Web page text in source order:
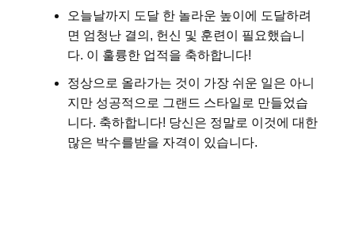
오늘날까지 도달 한 놀라운 높이에 도달하려
면 엄청난 결의, 헌신 및 훈련이 필요했습니
다. 이 훌륭한 업적을 축하합니다!
정상으로 올라가는 것이 가장 쉬운 일은 아니
지만 성공적으로 그랜드 스타일로 만들었습
니다. 축하합니다! 당신은 정말로 이것에 대한
많은 박수를받을 자격이 있습니다.